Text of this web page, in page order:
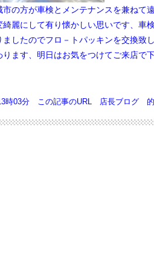
の方が車検とメンテナンスを兼ねて遠
麗にして有り懐かしい思いです、車検
ましたのでフロ－トパッキンを交換致し
ります、明日はお気をつけてご来店で
時03分 この記事のURL 店長ブログ